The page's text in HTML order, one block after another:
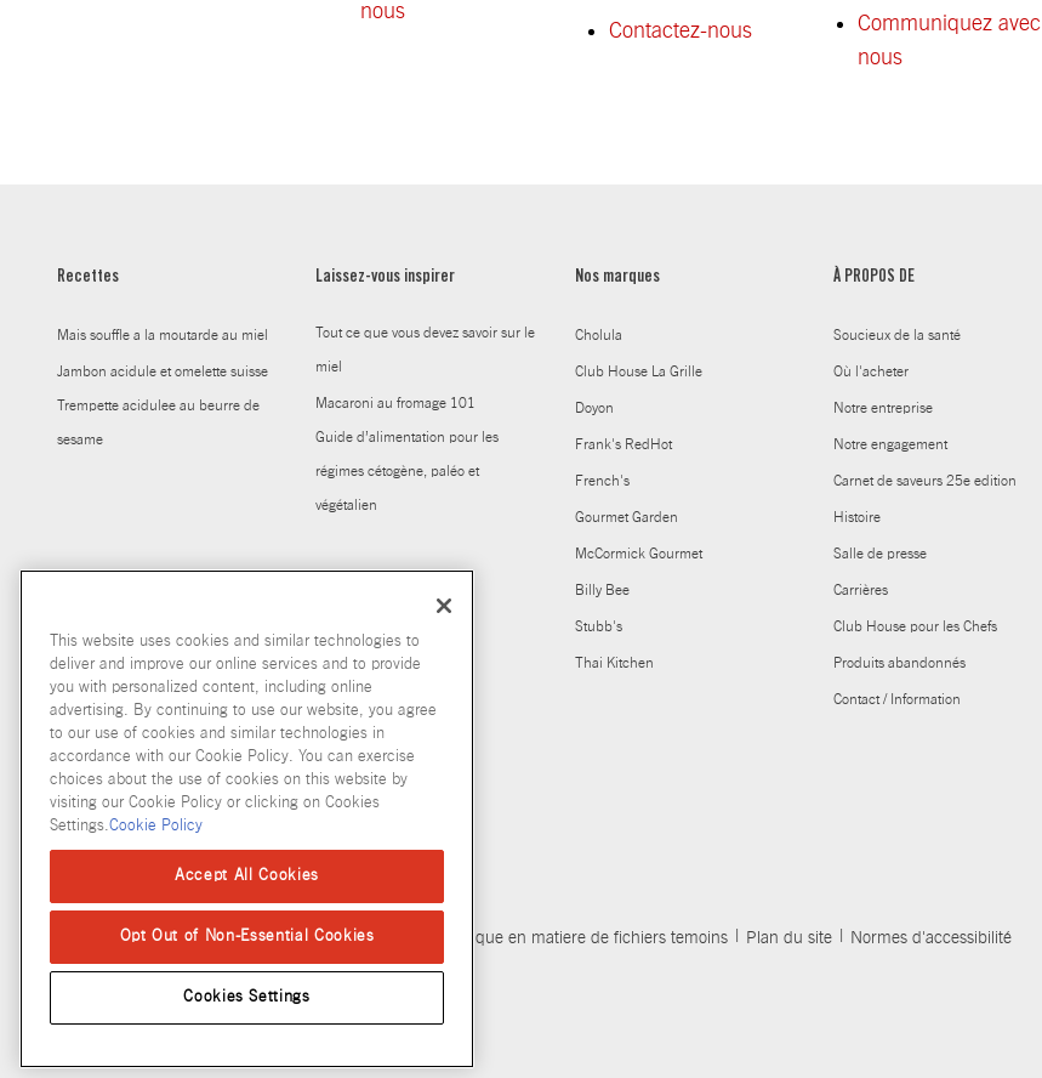
nous
Contactez-nous
Communiquez avec
nous
Recettes
Mais souffle a la moutarde au miel
Jambon acidule et omelette suisse
Trempette acidulee au beurre de
sesame
Laissez-vous inspirer
Tout ce que vous devez savoir sur le
miel
Macaroni au fromage 101
Guide d’alimentation pour les
régimes cétogène, paléo et
végétalien
Nos marques
Cholula
Club House La Grille
Doyon
Frank's RedHot
French's
Gourmet Garden
McCormick Gourmet
Billy Bee
Stubb's
Thai Kitchen
À PROPOS DE
Soucieux de la santé
Où l'acheter
Notre entreprise
Notre engagement
Carnet de saveurs 25e edition
Histoire
Salle de presse
Carrières
Club House pour les Chefs
Produits abandonnés
Contact / Information
© McCormick & Company, Inc. 2026
Politique de confidentialité Modalités d’utilisation Politique en matiere de fichiers temoins Plan du site Normes d'accessibilité
This website uses cookies and similar technologies to
deliver and improve our online services and to provide
you with personalized content, including online
advertising. By continuing to use our website, you agree
to our use of cookies and similar technologies in
accordance with our Cookie Policy. You can exercise
choices about the use of cookies on this website by
visiting our Cookie Policy or clicking on Cookies
Settings.Cookie Policy
Accept All Cookies
Opt Out of Non-Essential Cookies
Cookies Settings